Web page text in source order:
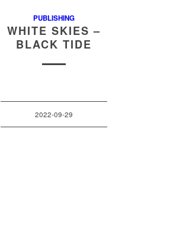
PUBLISHING
WHITE SKIES –
BLACK TIDE
2022-09-29